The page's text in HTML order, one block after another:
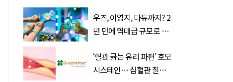
우즈, 이영지, 다듀까지? 2
년 만에 역대급 규모로 돌
벌’
‘혈관 긁는 유리 파편’ 호모
시스테인… 심혈관 질환